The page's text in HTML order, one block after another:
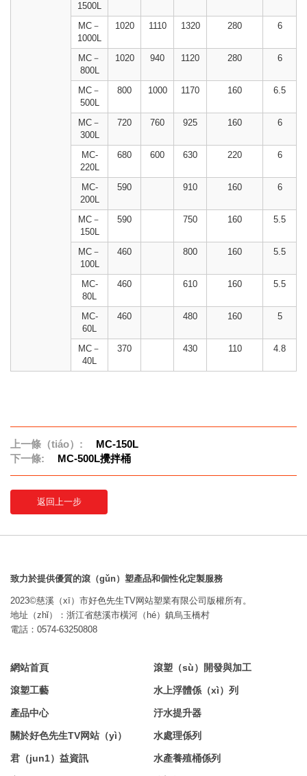
1500L
MC－
1000L
1020 1110 1320 280 6
MC－
800L
1020 940 1120 280 6
MC－
500L
800 1000 1170 160 6.5
MC－
300L
720 760 925 160 6
MC-
220L
680 600 630 220 6
MC-
200L
590 910 160 6
MC－
150L
590 750 160 5.5
MC－
100L
460 800 160 5.5
MC-
80L
460 610 160 5.5
MC-
60L
460 480 160 5
MC－
40L
370 430 110 4.8
上一條（tiáo）:
MC-150L
下一條:
MC-500L攪拌桶
返回上一步
致力於提供優質的滾（gǔn）塑產品和個性化定製服務
2023©慈溪（xī）市好色先生TV网站塑業有限公司版權所有。
地址（zhǐ）：浙江省慈溪市橫河（hé）鎮烏玉橋村
電話：0574-63250808
網站首頁
滾塑工藝
產品中心
關於好色先生TV网站（yì）
君（jun1）益資訊
滾塑（sù）開發與加工
水上浮體係（xì）列
汙水提升器
水處理係列
水產養殖桶係列